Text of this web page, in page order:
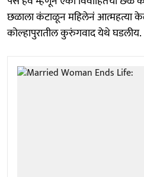
छळाला कंटाळून महिलेनं आत्महत्या
कोल्हापुरातील कुरुंगवाद येथे घडलीय.